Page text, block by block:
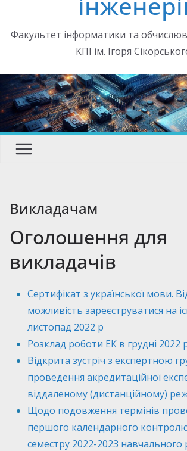
Факультет інформатики та
КПІ ім. Ігоря
Викладачам
Оголошення для
викладачів
Сертифікат з української мови.
можливість зареєструватися на
листопад 2022 р
Розклад роботи ЕК в грудні 2022
Відкрита зустріч з експертною
проведення акредитаційної
віддаленому (дистанційному)
Щодо подовження термінів
першого календарного
семестру 2022-2023 навчального